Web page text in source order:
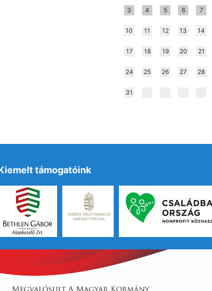
3 4 5 6 7
10 11 12 13 14
17 18 19 20 21
24 25 26 27 28
31
támogatóink